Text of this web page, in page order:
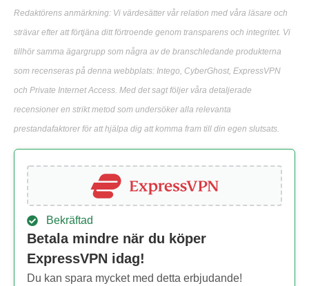
Redaktörens anmärkning: Vi värdesätter vår relation med våra läsare och
strävar efter att förtjäna ditt förtroende genom transparens och integritet. Vi
tillhör samma ägargrupp som några av de branschledande produkterna
som recenseras på denna webbplats: Intego, CyberGhost, ExpressVPN
och Private Internet Access. Med det sagt följer våra detaljerade
recensioner en strikt metod som undersöker alla relevanta
prestandafaktorer för att hjälpa dig att komma fram till din egen slutsats.
Bekräftad
Betala mindre när du köper
ExpressVPN idag!
Du kan spara mycket med detta erbjudande!